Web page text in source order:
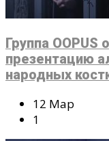
Группа OOPUS
презентацию
народных
12 Мар
1